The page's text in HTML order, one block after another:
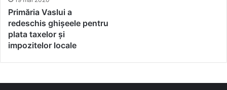
Primăria Vaslui a
redeschis ghișeele pentru
plata taxelor și
impozitelor locale